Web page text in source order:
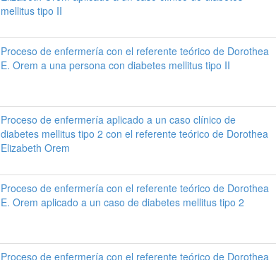
mellitus tipo II
Proceso de enfermería con el referente teórico de Dorothea
E. Orem a una persona con diabetes mellitus tipo II
Proceso de enfermería aplicado a un caso clínico de
diabetes mellitus tipo 2 con el referente teórico de Dorothea
Elizabeth Orem
Proceso de enfermería con el referente teórico de Dorothea
E. Orem aplicado a un caso de diabetes mellitus tipo 2
Proceso de enfermería con el referente teórico de Dorothea